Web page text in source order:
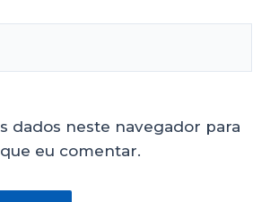
dados neste navegador para
eu comentar.